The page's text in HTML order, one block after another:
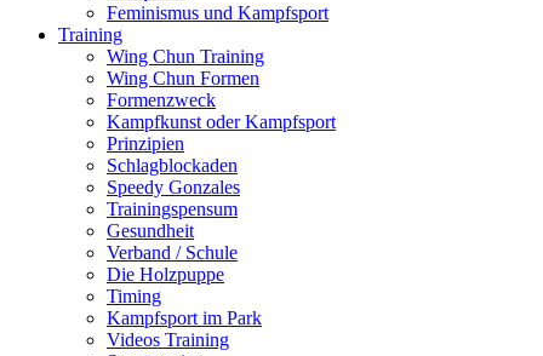
Feminismus und Kampfsport
Training
Wing Chun Training
Wing Chun Formen
Formenzweck
Kampfkunst oder Kampfsport
Prinzipien
Schlagblockaden
Speedy Gonzales
Trainingspensum
Gesundheit
Verband / Schule
Die Holzpuppe
Timing
Kampfsport im Park
Videos Training